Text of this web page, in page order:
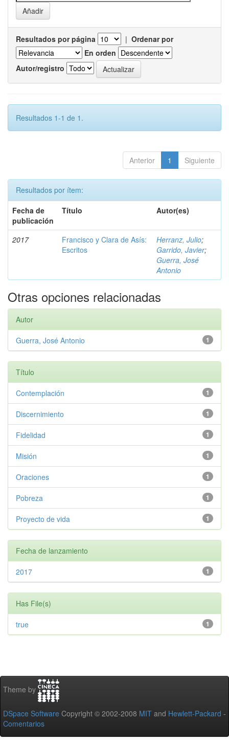
Resultados por página | Ordenar por
En orden
Autor/registro
Resultados 1-1 de 1.
Anterior 1 Siguiente
Resultados por ítem:
Fecha de
publicación
Título Autor(es)
2017
Francisco y Clara de Asís:
Escritos
Herranz, Julio;
Garrido, Javier;
Guerra, José
Antonio
Otras opciones relacionadas
Autor
1
Guerra, José Antonio
Título
1
Contemplación
1
Discernimiento
1
Fidelidad
1
Misión
1
Oraciones
1
Pobreza
1
Proyecto de vida
Fecha de lanzamiento
1
2017
Has File(s)
1
true
Theme by
DSpace Software Copyright © 2002-2008 MIT and Hewlett-Packard -
Comentarios